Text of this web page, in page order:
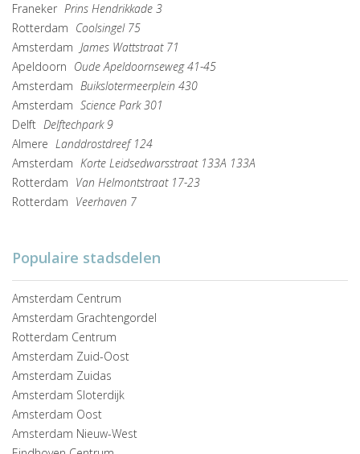
Franeker Prins Hendrikkade 3
Rotterdam Coolsingel 75
Amsterdam James Wattstraat 71
Apeldoorn Oude Apeldoornseweg 41-45
Amsterdam Buikslotermeerplein 430
Amsterdam Science Park 301
Delft Delftechpark 9
Almere Landdrostdreef 124
Amsterdam Korte Leidsedwarsstraat 133A 133A
Rotterdam Van Helmontstraat 17-23
Rotterdam Veerhaven 7
Populaire stadsdelen
Amsterdam Centrum
Amsterdam Grachtengordel
Rotterdam Centrum
Amsterdam Zuid-Oost
Amsterdam Zuidas
Amsterdam Sloterdijk
Amsterdam Oost
Amsterdam Nieuw-West